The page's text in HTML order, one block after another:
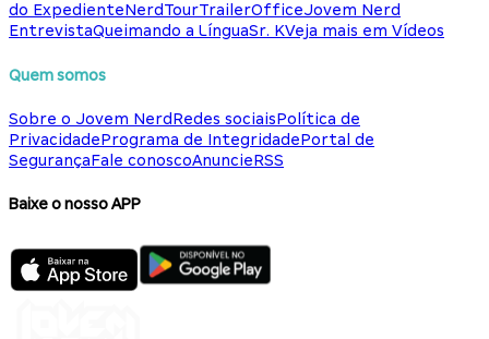
do ExpedienteNerdTourTrailerOfficeJovem Nerd
EntrevistaQueimando a LínguaSr. KVeja mais em Vídeos
Quem somos
Sobre o Jovem NerdRedes sociaisPolítica de
PrivacidadePrograma de IntegridadePortal de
SegurançaFale conoscoAnuncieRSS
Baixe o nosso APP